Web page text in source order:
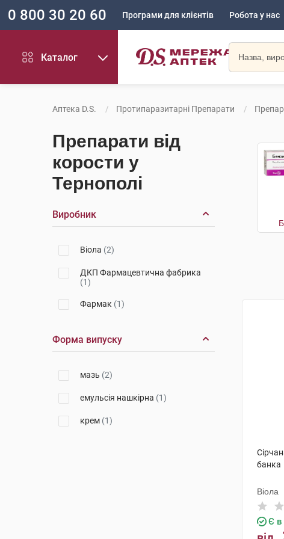
0 800 30 20 60 Програми для клієнтів Робота у нас
Каталог
Аптека D.S. Протипаразитарні Препарати
Препарати від
корости у
Тернополі
Виробник
Віола (2)
ДКП Фармацевтична фабрика
(1)
Фармак (1)
Форма випуску
мазь (2)
емульсія нашкірна (1)
крем (1)
банка
Віола
Є в